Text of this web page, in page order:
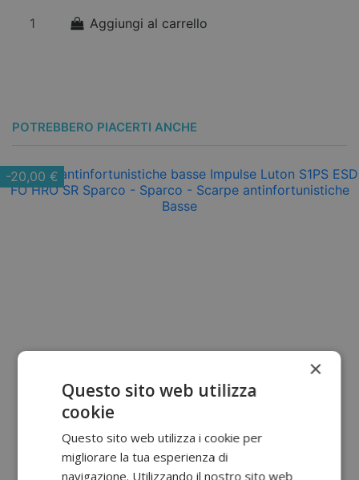
Aggiungi al carrello
POTREBBERO PIACERTI ANCHE
-20,00 €
×
Questo sito web utilizza
cookie
Questo sito web utilizza i cookie per
migliorare la tua esperienza di
navigazione. Utilizzando il nostro sito web